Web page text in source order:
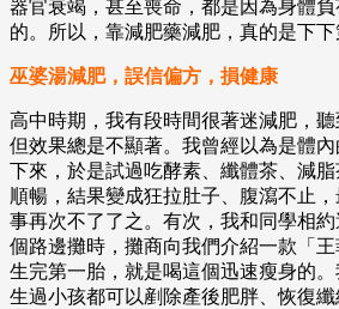
器官衰竭，甚至喪命，都是因為身體
的。所以，靠減肥藥減肥，真的是下下
巫婆湯減肥，誤信偏方，損健康
高中時期，我有段時間很著迷減肥，聽
但效果總是不顯著。我曾經以為是體
下來，於是試過吃酵素、纖體茶、減
順暢，結果變成狂拉肚子、腹瀉不止
事再次不了了之。有次，我和同學相
個路邊攤時，攤商向我們介紹一款「
生完第一胎，就是喝這個迅速瘦身的
生過小孩都可以剷除產後肥胖、恢復